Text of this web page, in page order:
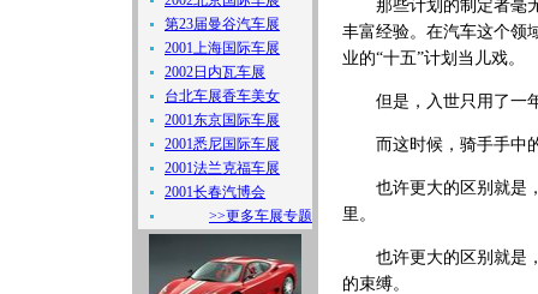
第23届曼谷汽车展
2001上海国际车展
2002日内瓦车展
台北车展香车美女
2001东京国际车展
2001悉尼国际车展
2001法兰克福车展
2001长春汽博会
>>更多车展专题
那些计划的制定者毫无
丰富经验。在汽车这个领
业的“十五”计划当儿戏。
但是，入世只用了一年
而这时候，骑手手中的
也许更大的区别就是，
里。
也许更大的区别就是，
的束缚。